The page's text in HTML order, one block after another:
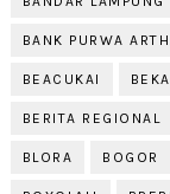
BANK PURWA
BEACUKAI
BERITA REGIONAL
BLORA BOGOR